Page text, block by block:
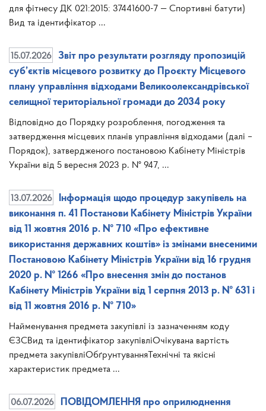
для фітнесу ДК 021:2015: 37441600-7 — Спортивні батути)
Вид та ідентифікатор ...
15.07.2026
Звіт про результати розгляду пропозицій
суб’єктів місцевого розвитку до Проєкту Місцевого
плану управління відходами Великоолександрівської
селищної територіальної громади до 2034 року
Відповідно до Порядку розроблення, погодження та
затвердження місцевих планів управління відходами (далі –
Порядок), затвердженого постановою Кабінету Міністрів
України від 5 вересня 2023 р. № 947, ...
13.07.2026
Інформація щодо процедур закупівель на
виконання п. 41 Постанови Кабінету Міністрів України
від 11 жовтня 2016 р. № 710 «Про ефективне
використання державних коштів» із змінами внесеними
Постановою Кабінету Міністрів України від 16 грудня
2020 р. № 1266 «Про внесення змін до постанов
Кабінету Міністрів України від 1 серпня 2013 р. № 631 і
від 11 жовтня 2016 р. № 710»
Найменування предмета закупівлі із зазначенням коду
ЄЗСВид та ідентифікатор закупівліОчікувана вартість
предмета закупівліОбґрунтуванняТехнічні та якісні
характеристик предмета ...
06.07.2026
ПОВІДОМЛЕННЯ про оприлюднення